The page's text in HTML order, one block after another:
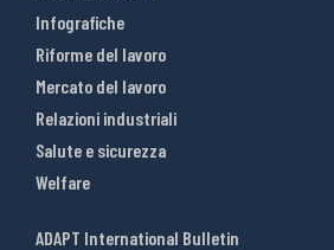
Infografiche
Riforme del lavoro
Mercato del lavoro
Relazioni industriali
Salute e sicurezza
Welfare
ADAPT International Bulletin